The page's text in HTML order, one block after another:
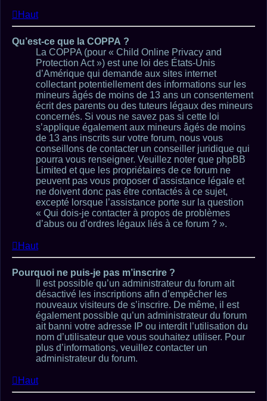
Haut
Qu’est-ce que la COPPA ?
La COPPA (pour « Child Online Privacy and
Protection Act ») est une loi des États-Unis
d’Amérique qui demande aux sites internet
collectant potentiellement des informations sur les
mineurs âgés de moins de 13 ans un consentement
écrit des parents ou des tuteurs légaux des mineurs
concernés. Si vous ne savez pas si cette loi
s’applique également aux mineurs âgés de moins
de 13 ans inscrits sur votre forum, nous vous
conseillons de contacter un conseiller juridique qui
pourra vous renseigner. Veuillez noter que phpBB
Limited et que les propriétaires de ce forum ne
peuvent pas vous proposer d’assistance légale et
ne doivent donc pas être contactés à ce sujet,
excepté lorsque l’assistance porte sur la question
« Qui dois-je contacter à propos de problèmes
d’abus ou d’ordres légaux liés à ce forum ? ».
Haut
Pourquoi ne puis-je pas m’inscrire ?
Il est possible qu’un administrateur du forum ait
désactivé les inscriptions afin d’empêcher les
nouveaux visiteurs de s’inscrire. De même, il est
également possible qu’un administrateur du forum
ait banni votre adresse IP ou interdit l’utilisation du
nom d’utilisateur que vous souhaitez utiliser. Pour
plus d’informations, veuillez contacter un
administrateur du forum.
Haut